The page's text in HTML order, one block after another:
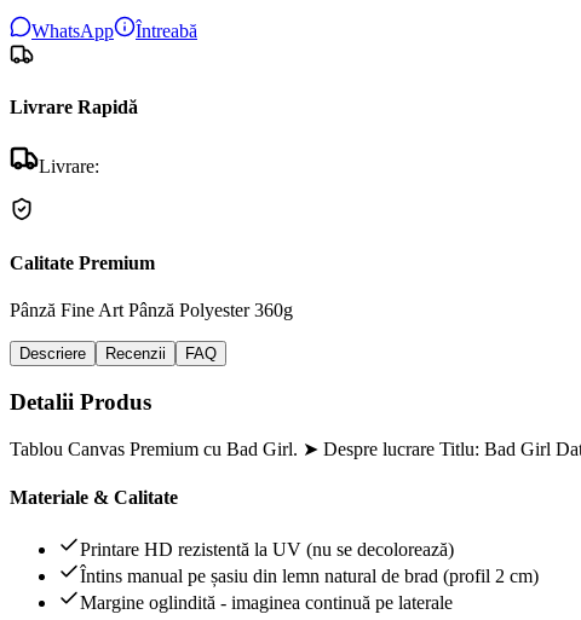
WhatsApp Întreabă
Livrare Rapidă
Livrare:
Calitate Premium
Pânză Fine Art Pânză Polyester 360g
Descriere Recenzii FAQ
Detalii Produs
Tablou Canvas Premium cu Bad Girl. ➤ Despre lucrare Titlu: Bad Girl
Materiale & Calitate
Printare HD rezistentă la UV (nu se decolorează)
Întins manual pe șasiu din lemn natural de brad (profil 2 cm)
Margine oglindită - imaginea continuă pe laterale